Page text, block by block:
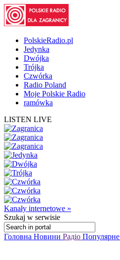
PolskieRadio.pl
Jedynka
Dwójka
Trójka
Czwórka
Radio Poland
Moje Polskie Radio
ramówka
LISTEN LIVE
Kanały internetowe »
Szukaj w serwisie
Головна Новини Радіо Популярне